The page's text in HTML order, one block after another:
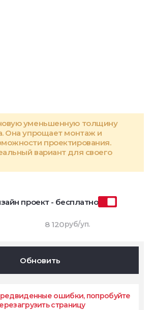
уменьшенную толщину
Она упрощает монтаж и
проектирования.
вариант для своего
проект - бесплатно
8 120руб/уп.
Обновить
ошибки, попробуйте
страницу